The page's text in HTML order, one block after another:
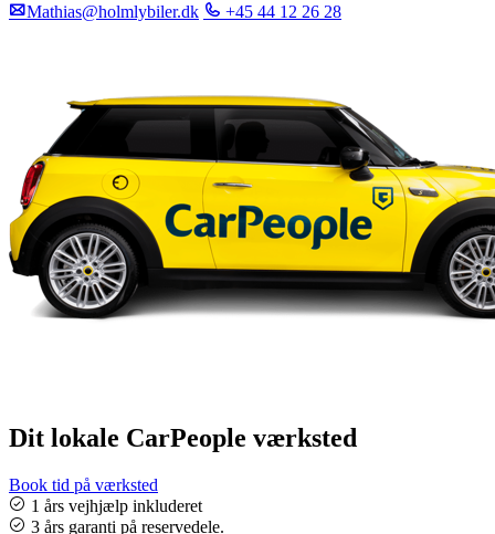
Mathias@holmlybiler.dk +45 44 12 26 28
Dit lokale CarPeople værksted
Book tid på værksted
1 års vejhjælp inkluderet
3 års garanti på reservedele.